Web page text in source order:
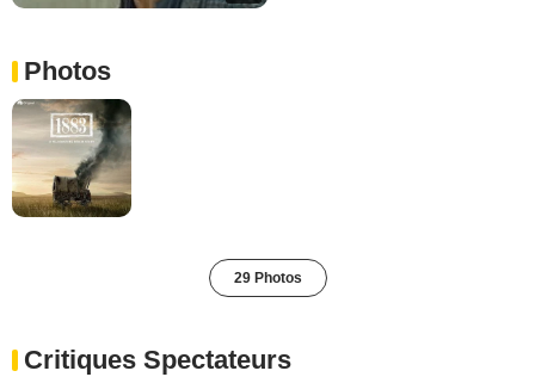
Photos
29 Photos
Critiques Spectateurs